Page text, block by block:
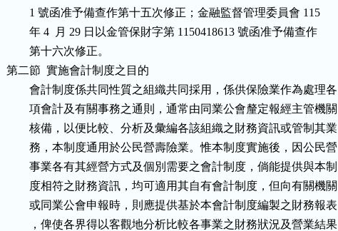
          1 號函准予備查作第十五次修正；金融監督管理委員會 115
          年 4  月 29 日以金管保財字第 1150418613 號函准予備查作
          第十六次修正。
  第二節  實施會計制度之目的
          會計制度係共同性質之組織共同採用，係供保險業作為處理各
          項會計及有關事務之通則，通常由同業公會釐定報經主管機關
          核備，以便比較、分析及彙編各該組織之財務資訊或管制其業
          務，本制度通用於公民營壽險業。惟本制度實施後，因公民營
          事業各有其經營方式及個別需要之會計制度，倘能提供與本制
          度相符之財務資訊，均可適用其自有會計制度，但向有關機關
          或同業公會申報時，則應提供基於本會計制度編製之財務報表
          ，俾使各界得以客觀地分析比較各事業之財務狀況及營業結果